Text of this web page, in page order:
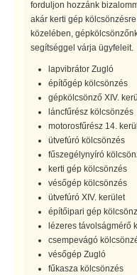
forduljon hozzánk
akár kerti gép
közelében,
segítséggel várja ügyfeleit.
lapvibrátor Zugló
építőgép kölcsönzés
gépkölcsönző XIV.
láncfűrész kölcsönzés
motorosfűrész 14.
ütvefúró kölcsönzés
fűszegélynyíró
kerti gép kölcsönzés
vésőgép kölcsönzés
ütvefúró XIV. kerület
építőipari gép
lézeres távolságmérő
csempevágó
vésőgép Zugló
fűkasza kölcsönzés